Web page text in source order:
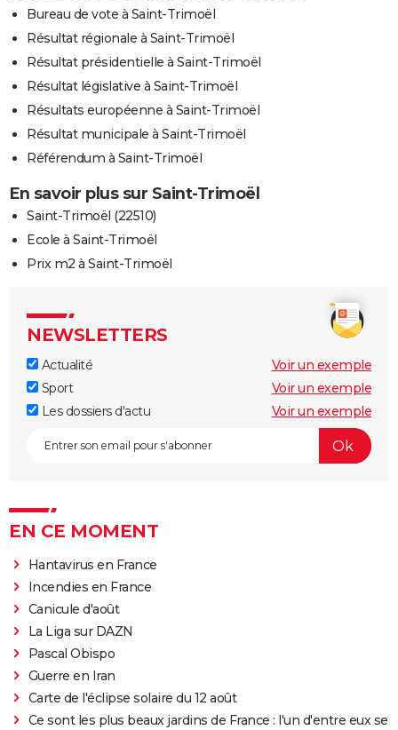
Bureau de vote à Saint-Trimoël
Résultat régionale à Saint-Trimoël
Résultat présidentielle à Saint-Trimoël
Résultat législative à Saint-Trimoël
Résultats européenne à Saint-Trimoël
Résultat municipale à Saint-Trimoël
Référendum à Saint-Trimoël
En savoir plus sur Saint-Trimoël
Saint-Trimoël (22510)
Ecole à Saint-Trimoël
Prix m2 à Saint-Trimoël
NEWSLETTERS
Actualité
Voir un exemple
Sport
Voir un exemple
Les dossiers d'actu
Voir un exemple
EN CE MOMENT
Hantavirus en France
Incendies en France
Canicule d'août
La Liga sur DAZN
Pascal Obispo
Guerre en Iran
Carte de l'éclipse solaire du 12 août
Ce sont les plus beaux jardins de France : l'un d'entre eux se